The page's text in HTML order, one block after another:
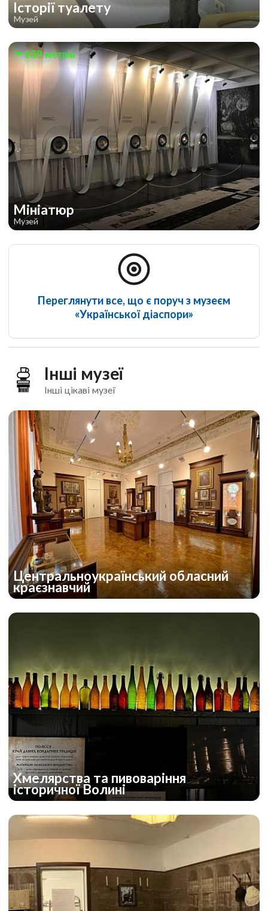
Історії туалету
Музей
639 метрів
Мініатюр
Музей
Переглянути все, що є поруч з музеєм
«Української діаспори»
Інші музеї
Інші цікаві музеї
Центральноукраїнський обласний
краєзнавчий
Хмелярства та пивоваріння
історичної Волині